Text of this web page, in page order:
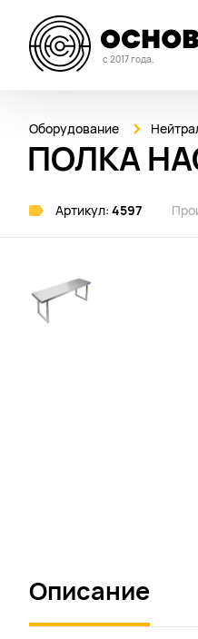
с 2017 года.
Оборудование
ПОЛКА
Артикул: 4597
Описание